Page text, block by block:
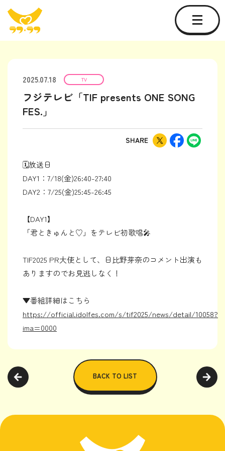
2025.07.18 TV
フジテレビ「TIF presents ONE SONG
FES.」
SHARE
🗓放送日
DAY1：7/18(金)26:40-27:40
DAY2：7/25(金)25:45-26:45
【DAY1】
「君ときゅんと♡」をテレビ初歌唱🎤
TIF2025 PR大使として、日比野芽奈のコメント出演も
ありますのでお見逃しなく！
▼番組詳細はこちら
https://official.idolfes.com/s/tif2025/news/detail/10058?
ima=0000
BACK TO LIST